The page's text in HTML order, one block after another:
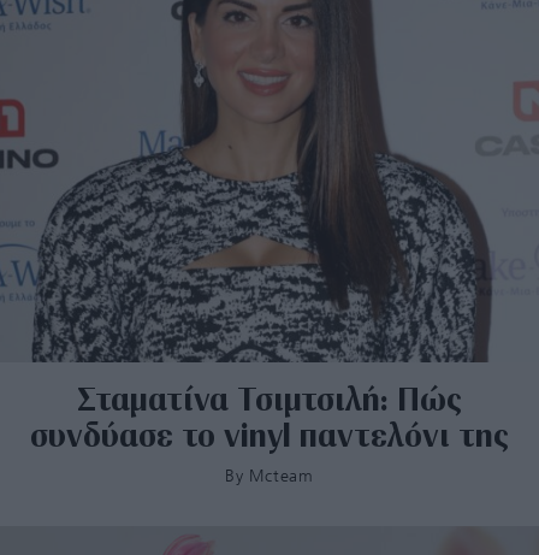
Σταματίνα Τσιμτσιλή: Πώς
συνδύασε το vinyl παντελόνι της
By Mcteam